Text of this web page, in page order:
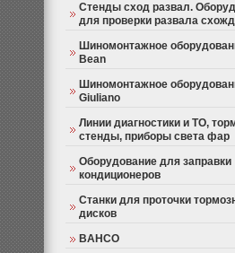
Стенды сход развал.
для проверки развала
Шиномонтажное
Bean
Шиномонтажное
Giuliano
Линии диагностики и ТО,
стенды, приборы света фар
Оборудование для заправки
кондиционеров
Станки для проточки
дисков
BAHCO